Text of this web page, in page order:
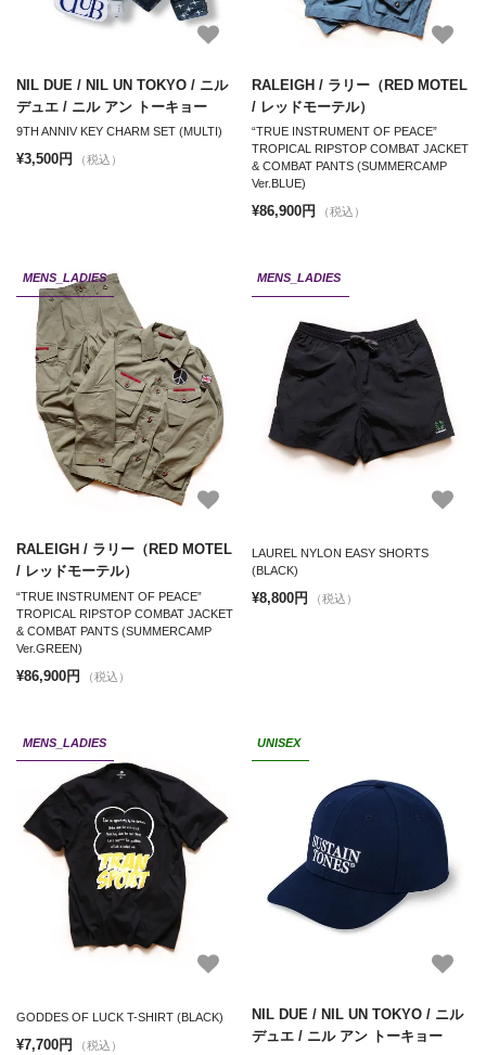
NIL DUE / NIL UN TOKYO / ニル
デュエ / ニル アン トーキョー
9TH ANNIV KEY CHARM SET (MULTI)
¥3,500円 （税込）
RALEIGH / ラリー（RED MOTEL
/ レッドモーテル）
“TRUE INSTRUMENT OF PEACE”
TROPICAL RIPSTOP COMBAT JACKET
& COMBAT PANTS (SUMMERCAMP
Ver.BLUE)
¥86,900円 （税込）
MENS_LADIES
RALEIGH / ラリー（RED MOTEL
/ レッドモーテル）
“TRUE INSTRUMENT OF PEACE”
TROPICAL RIPSTOP COMBAT JACKET
& COMBAT PANTS (SUMMERCAMP
Ver.GREEN)
¥86,900円 （税込）
MENS_LADIES
LAUREL NYLON EASY SHORTS
(BLACK)
¥8,800円 （税込）
MENS_LADIES
GODDES OF LUCK T-SHIRT (BLACK)
¥7,700円 （税込）
UNISEX
NIL DUE / NIL UN TOKYO / ニル
デュエ / ニル アン トーキョー